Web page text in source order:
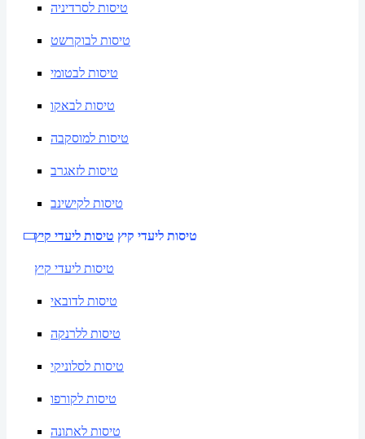
טיסות לסרדיניה
טיסות לבוקרשט
טיסות לבטומי
טיסות לבאקו
טיסות למוסקבה
טיסות לזאגרב
טיסות לקישינב
טיסות ליעדי קיץ טיסות ליעדי קיץ
טיסות ליעדי קיץ
טיסות לדובאי
טיסות ללרנקה
טיסות לסלוניקי
טיסות לקורפו
טיסות לאתונה